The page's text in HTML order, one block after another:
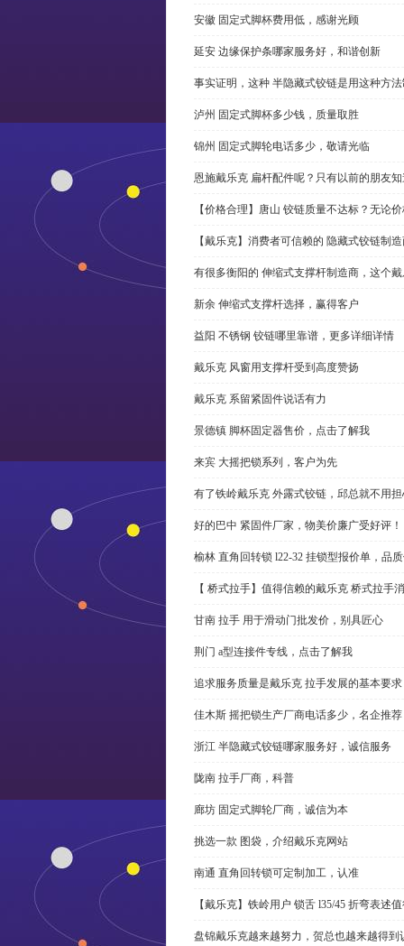
安徽 固定式脚杯费用低，感谢光顾
延安 边缘保护条哪家服务好，和谐创新
事实证明，这种 半隐藏式铰链是用这种方
泸州 固定式脚杯多少钱，质量取胜
锦州 固定式脚轮电话多少，敬请光临
恩施戴乐克 扁杆配件呢？只有以前的朋友
【价格合理】唐山 铰链质量不达标？无论
【戴乐克】消费者可信赖的 隐藏式铰链制
有很多衡阳的 伸缩式支撑杆制造商，这个
新余 伸缩式支撑杆选择，赢得客户
益阳 不锈钢 铰链哪里靠谱，更多详细详情
戴乐克 风窗用支撑杆受到高度赞扬
戴乐克 系留紧固件说话有力
景德镇 脚杯固定器售价，点击了解我
来宾 大摇把锁系列，客户为先
有了铁岭戴乐克 外露式铰链，邱总就不用
好的巴中 紧固件厂家，物美价廉广受好评！
榆林 直角回转锁 l22-32 挂锁型报价单，品
【 桥式拉手】值得信赖的戴乐克 桥式拉手
甘南 拉手 用于滑动门批发价，别具匠心
荆门 a型连接件专线，点击了解我
追求服务质量是戴乐克 拉手发展的基本要求
佳木斯 摇把锁生产厂商电话多少，名企推荐
浙江 半隐藏式铰链哪家服务好，诚信服务
陇南 拉手厂商，科普
廊坊 固定式脚轮厂商，诚信为本
挑选一款 图袋，介绍戴乐克网站
南通 直角回转锁可定制加工，认准
【戴乐克】铁岭用户 锁舌 l35/45 折弯表述
盘锦戴乐克越来越努力，贺总也越来越得到